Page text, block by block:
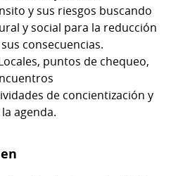
y sus riesgos buscando
y social para la reducción
consecuencias.
puntos de chequeo,
de concientización y
agenda.